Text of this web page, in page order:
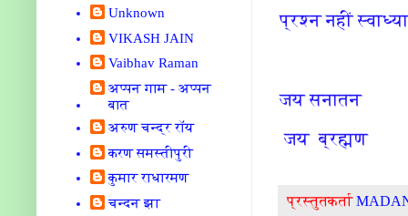
प्रश्न नहीं
जय सनातन
जय ब्रह्मण
प्रस्तुतकर्ता
Unknown
VIKASH JAIN
Vaibhav Raman
अप्पन गाम - अप्पन
बात
अरुण चन्द्र रॉय
करण समस्तीपुरी
कुमार राधारमण
चन्दन झा